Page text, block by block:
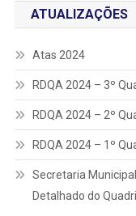
ATUALIZAÇÕES
Atas 2024
RDQA 2024 – 3º
RDQA 2024 – 2º
RDQA 2024 – 1º
Secretaria
Detalhado do